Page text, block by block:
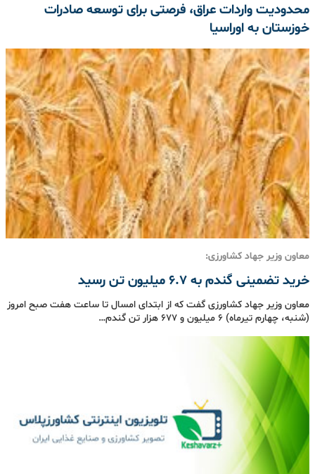
محدودیت واردات عراق، فرصتی برای توسعه صادرات
خوزستان به اوراسیا
معاون وزیر جهاد کشاورزی:
خرید تضمینی گندم به ۶.۷ میلیون تن رسید
معاون وزیر جهاد کشاورزی گفت که از ابتدای امسال تا ساعت هفت صبح امروز
(شنبه، چهارم تیرماه) ۶ میلیون و ۶۷۷ هزار تن گندم…